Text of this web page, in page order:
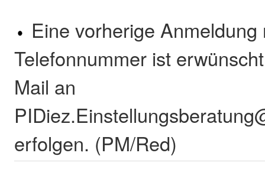
Eine vorherige
Telefonnummer ist
Mail an
erfolgen. (PM/Red)